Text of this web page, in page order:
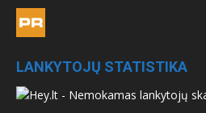
LANKYTOJŲ STATISTIKA